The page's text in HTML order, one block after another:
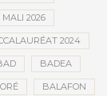
MALI 2026
2024
BADEA
BALAFON